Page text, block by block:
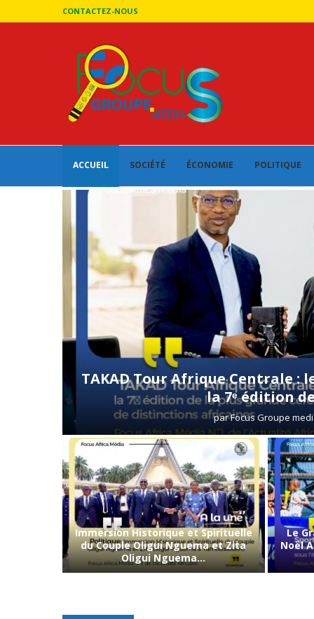
CONTACTEZ-NOUS
ACCUEIL SOCIÉTÉ ÉCONOMIE POLITIQUE
TAKAD Tour Afrique Centrale :
la 7ᵉ édition
parFocus Groupe
Immersion Historique et Spirituelle
du Couple Oligui Nguema et Zita
Oligui Nguema...
Le
Noël